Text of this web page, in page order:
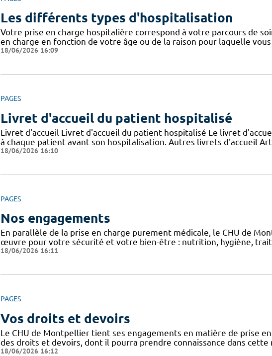
Les différents types d'hospitalisation
Votre prise en charge hospitalière correspond à votre parcours de
en charge en fonction de votre âge ou de la raison pour laquelle
18/06/2026 16:09
PAGES
Livret d'accueil du patient hospitalisé
Livret d'accueil Livret d'accueil du patient hospitalisé Le livret
à chaque patient avant son hospitalisation. Autres livrets d'accueil
18/06/2026 16:10
PAGES
Nos engagements
En parallèle de la prise en charge purement médicale, le CHU de
œuvre pour votre sécurité et votre bien-être : nutrition, hygiène,
18/06/2026 16:11
PAGES
Vos droits et devoirs
Le CHU de Montpellier tient ses engagements en matière de prise
des droits et devoirs, dont il pourra prendre connaissance dans cette
18/06/2026 16:12